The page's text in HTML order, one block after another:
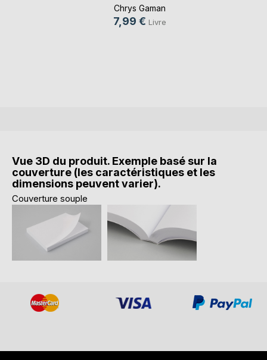
Chrys Gaman
7,99 € Livre
Vue 3D du produit. Exemple basé sur la
couverture (les caractéristiques et les
dimensions peuvent varier).
Couverture souple